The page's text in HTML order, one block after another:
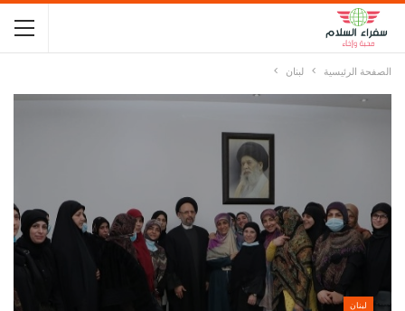
الصفحة الرئيسية لبنان
لبنان